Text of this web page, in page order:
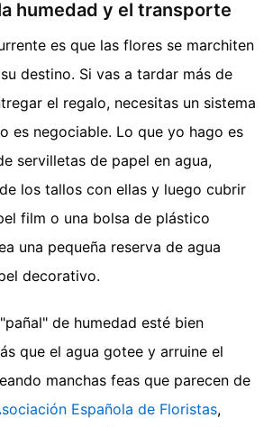
humedad y el transporte
es que las flores se marchiten
destino. Si vas a tardar más de
el regalo, necesitas un sistema
es negociable. Lo que yo hago es
servilletas de papel en agua,
los tallos con ellas y luego cubrir
film o una bolsa de plástico
una pequeña reserva de agua
decorativo.
de humedad esté bien
que el agua gotee y arruine el
manchas feas que parecen de
Española de Floristas,